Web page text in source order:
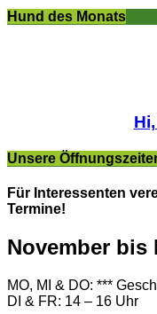
Hund des Monats
Unsere
Für Interessenten
Termine!
November bis
MO, MI & DO: ***
DI & FR: 14 – 16 Uhr